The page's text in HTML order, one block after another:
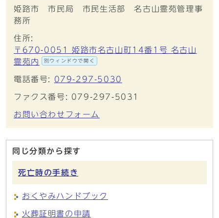
姫路市 市民局 市民生活部 名古山霊苑管理事
務所
住所:
〒670-0051 姫路市名古山町14番1号 名古山
霊苑内
別ウィンドウで開く
電話番号: 079-297-5030
ファクス番号: 079-297-5031
お問い合わせフォーム
同じ分類から探す
死亡時の手続き
おくやみハンドブック
火葬証明書の申請